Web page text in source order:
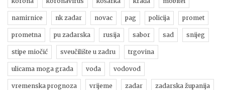
namirnice nk zadar novac pag policija promet
prometna pu zadarska rusija sabor sad snijeg
stipe miočić sveučilište u zadru trgovina
ulicama moga grada voda vodovod
vremenska prognoza vrijeme zadar zadarska županija